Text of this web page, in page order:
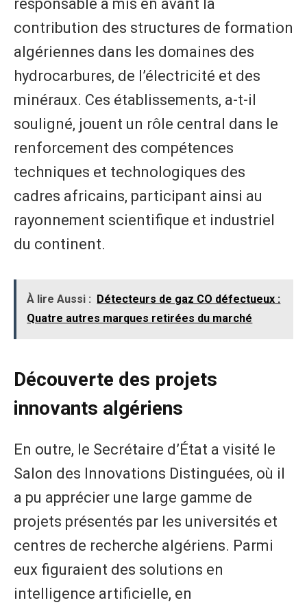
responsable a mis en avant la
contribution des structures de formation
algériennes dans les domaines des
hydrocarbures, de l’électricité et des
minéraux. Ces établissements, a-t-il
souligné, jouent un rôle central dans le
renforcement des compétences
techniques et technologiques des
cadres africains, participant ainsi au
rayonnement scientifique et industriel
du continent.
À lire Aussi :
Détecteurs de gaz CO défectueux :
Quatre autres marques retirées du marché
Découverte des projets
innovants algériens
En outre, le Secrétaire d’État a visité le
Salon des Innovations Distinguées, où il
a pu apprécier une large gamme de
projets présentés par les universités et
centres de recherche algériens. Parmi
eux figuraient des solutions en
intelligence artificielle, en